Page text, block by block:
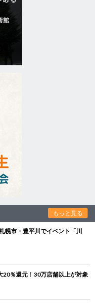
もっと見る
市・豊平川でイベント「川
20％還元！30万店舗以上が対象